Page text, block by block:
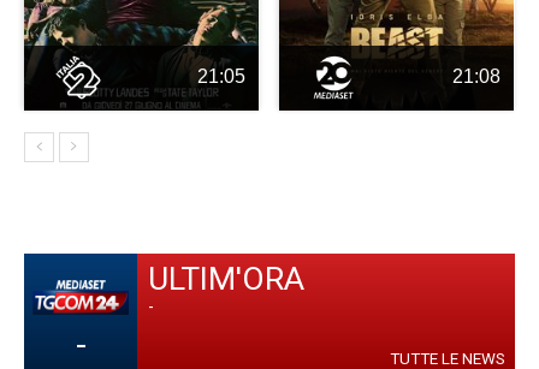
21:05 21:08
-
ULTIM'ORA
-
TUTTE LE NEWS